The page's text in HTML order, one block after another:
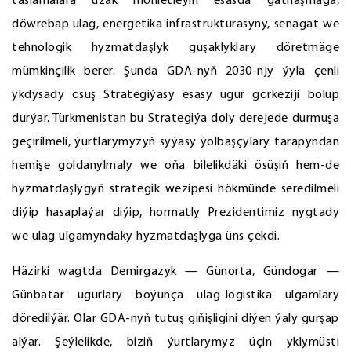
döwrebap ulag, energetika infrastrukturasyny, senagat we
tehnologik hyzmatdaşlyk guşaklyklary döretmäge
mümkinçilik berer. Şunda GDA-nyň 2030-njy ýyla çenli
ykdysady ösüş Strategiýasy esasy ugur görkeziji bolup
durýar. Türkmenistan bu Strategiýa doly derejede durmuşa
geçirilmeli, ýurtlarymyzyň syýasy ýolbaşçylary tarapyndan
hemişe goldanylmaly we oňa bilelikdäki ösüşiň hem-de
hyzmatdaşlygyň strategik wezipesi hökmünde seredilmeli
diýip hasaplaýar diýip, hormatly Prezidentimiz nygtady
we ulag ulgamyndaky hyzmatdaşlyga üns çekdi.
Häzirki wagtda Demirgazyk — Günorta, Gündogar —
Günbatar ugurlary boýunça ulag-logistika ulgamlary
döredilýär. Olar GDA-nyň tutuş giňişligini diýen ýaly gurşap
alýar. Şeýlelikde, biziň ýurtlarymyz üçin yklymüsti